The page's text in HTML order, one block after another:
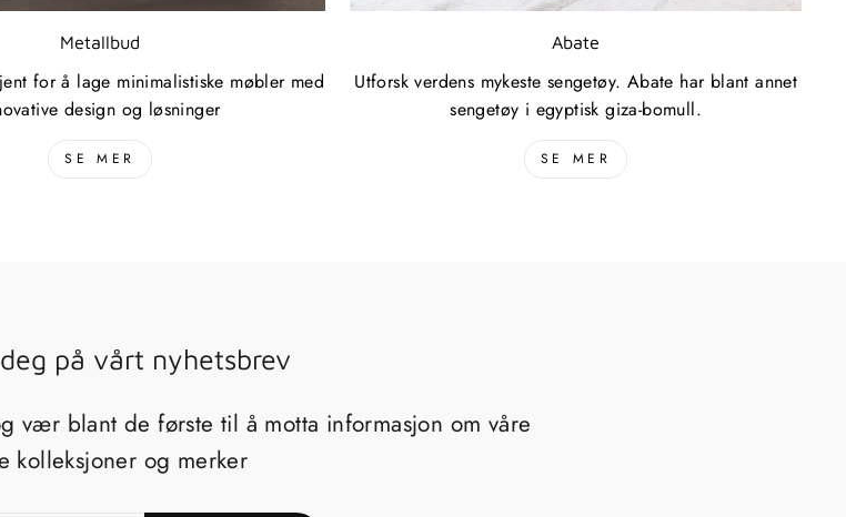
Metallbud
for å lage minimalistiske møbler med
design og løsninger
SE MER
Abate
Utforsk verdens mykeste sengetøy. Abate har blant annet
sengetøy i egyptisk giza-bomull.
SE MER
på vårt nyhetsbrev
vær blant de første til å motta informasjon om våre
kolleksjoner og merker